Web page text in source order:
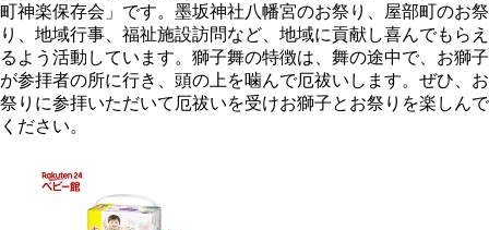
町神楽保存会」です。墨坂神社八幡宮のお祭り、屋部町のお祭
り、地域行事、福祉施設訪問など、地域に貢献し喜んでもらえ
るよう活動しています。獅子舞の特徴は、舞の途中で、お獅子
が参拝者の所に行き、頭の上を噛んで厄祓いします。ぜひ、お
祭りに参拝いただいて厄祓いを受けお獅子とお祭りを楽しんで
ください。